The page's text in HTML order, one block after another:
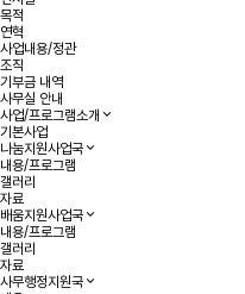
목적
연혁
사업내용/정관
조직
기부금 내역
사무실 안내
사업/프로그램소개
기본사업
나눔지원사업국
내용/프로그램
갤러리
자료
배움지원사업국
내용/프로그램
갤러리
자료
사무행정지원국